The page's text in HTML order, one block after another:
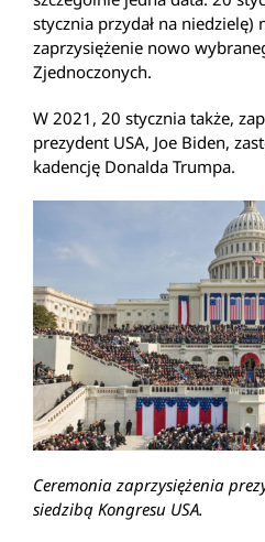
stycznia przydał na niedzielę)
zaprzysiężenie nowo
Zjednoczonych.
W 2021, 20 stycznia także,
prezydent USA, Joe Biden,
kadencję Donalda Trumpa.
Ceremonia zaprzysiężenia
siedzibą Kongresu USA.